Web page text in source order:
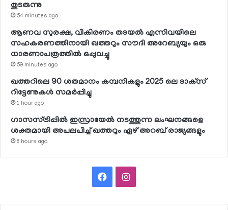
തുടരുന്നു
54 minutes ago
ആണവ സുരക്ഷ, വികിരണം തടയല്‍ എന്നിവയിലെ
സഹകരണത്തിനായി ഖത്തറും സൗദി അറേബ്യയും ഒരു
ധാരണാപത്രത്തില്‍ ഒപ്പുവച്ചു
59 minutes ago
ഖത്തറിലെ 90 ശതമാനം കമ്പനികളും 2025 ലെ ടാക്‌സ്
റിട്ടേണുകള്‍ സമര്‍പ്പിച്ചു
1 hour ago
ഗാസസ്ട്രിപ്പില്‍ ഇസ്രായേല്‍ നടത്തുന്ന ലംഘനങ്ങളെ
ശക്തമായി അപലപിച്ച് ഖത്തറും ഏഴ് അറബ് രാജ്യങ്ങളും
8 hours ago
FacebookInstagram